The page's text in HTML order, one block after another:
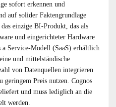
sofort erkennen und
auf solider Faktengrundlage
einzige BI-Produkt, das als
und eingerichteter Hardware
Service-Modell (SaaS) erhältlich
und mittelständische
von Datenquellen integrieren
geringem Preis nutzen. Cognos
und muss lediglich an die
werden.